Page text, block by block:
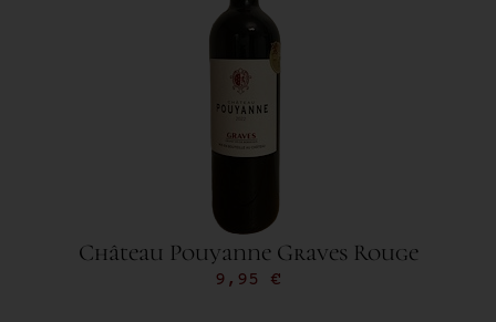
Château Pouyanne Graves Rouge
9,95 €